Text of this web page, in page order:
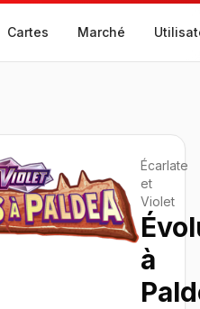
Cartes Marché
Écarlate
et
Violet
à